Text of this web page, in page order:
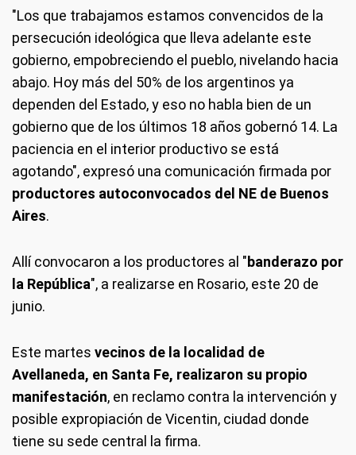
"Los que trabajamos estamos convencidos de la
persecución ideológica que lleva adelante este
gobierno, empobreciendo el pueblo, nivelando hacia
abajo. Hoy más del 50% de los argentinos ya
dependen del Estado, y eso no habla bien de un
gobierno que de los últimos 18 años gobernó 14. La
paciencia en el interior productivo se está
agotando", expresó una comunicación firmada por
productores autoconvocados del NE de Buenos
Aires.
Allí convocaron a los productores al "banderazo por
la República", a realizarse en Rosario, este 20 de
junio.
Este martes vecinos de la localidad de
Avellaneda, en Santa Fe, realizaron su propio
manifestación, en reclamo contra la intervención y
posible expropiación de Vicentin, ciudad donde
tiene su sede central la firma.